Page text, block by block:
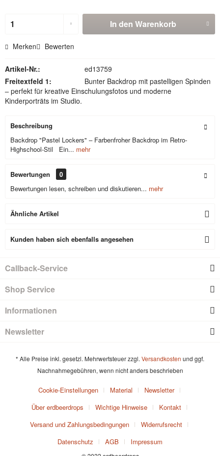
In den Warenkorb
Merken Bewerten
Artikel-Nr.:
ed13759
Freitextfeld 1:
Bunter Backdrop mit pastelligen Spinden
– perfekt für kreative Einschulungsfotos und moderne
Kinderporträts im Studio.
Beschreibung
Backdrop "Pastel Lockers" – Farbenfroher Backdrop im Retro-
Highschool-Stil Ein... mehr
Bewertungen
0
Bewertungen lesen, schreiben und diskutieren... mehr
Ähnliche Artikel
Kunden haben sich ebenfalls angesehen
Callback-Service
Shop Service
Informationen
Newsletter
* Alle Preise inkl. gesetzl. Mehrwertsteuer zzgl. Versandkosten und ggf.
Nachnahmegebühren, wenn nicht anders beschrieben
Cookie-Einstellungen Material
Newsletter
Über erdbeerdrops
Wichtige Hinweise
Kontakt
Versand und Zahlungsbedingungen
Widerrufsrecht
Datenschutz
AGB Impressum